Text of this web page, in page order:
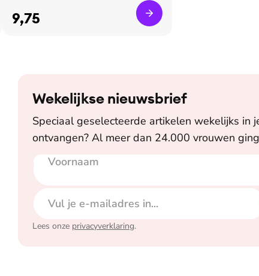
9,75
Wekelijkse nieuwsbrief
Speciaal geselecteerde artikelen wekelijks in
ontvangen? Al meer dan 24.000 vrouwen
Voornaam
E-mailadres
Lees onze privacyverklaring.